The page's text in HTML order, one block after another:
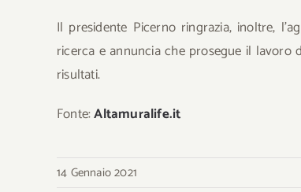
Il presidente Picerno ringrazia, inoltre,
ricerca e annuncia che prosegue il lavoro
risultati.
Fonte:Altamuralife.it
14 Gennaio 2021